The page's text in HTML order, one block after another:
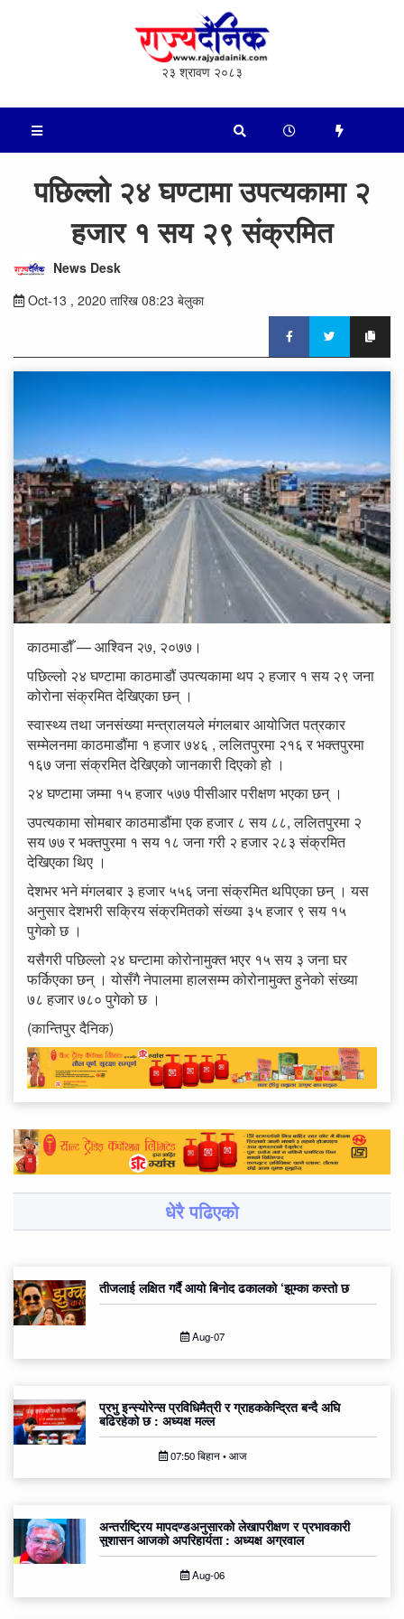
२३ श्रावण २०८३
पछिल्लो २४ घण्टामा उपत्यकामा २
हजार १ सय २९ संक्रमित
News Desk
Oct-13 , 2020 तारिख 08:23 बेलुका
काठमाडौँ — आश्विन २७, २०७७।
पछिल्लो २४ घण्टामा काठमाडौं उपत्यकामा थप २ हजार १ सय २९ जना
कोरोना संक्रमित देखिएका छन् ।
स्वास्थ्य तथा जनसंख्या मन्त्रालयले मंगलबार आयोजित पत्रकार
सम्मेलनमा काठमाडौंमा १ हजार ७४६ , ललितपुरमा २१६ र भक्तपुरमा
१६७ जना संक्रमित देखिएको जानकारी दिएको हो ।
२४ घण्टामा जम्मा १५ हजार ५७७ पीसीआर परीक्षण भएका छन् ।
उपत्यकामा सोमबार काठमाडौंमा एक हजार ८ सय ८८, ललितपुरमा २
सय ७७ र भक्तपुरमा १ सय १८ जना गरी २ हजार २८३ संक्रमित
देखिएका थिए ।
देशभर भने मंगलबार ३ हजार ५५६ जना संक्रमित थपिएका छन् । यस
अनुसार देशभरी सक्रिय संक्रमितको संख्या ३५ हजार ९ सय १५
पुगेको छ ।
यसैगरी पछिल्लो २४ घन्टामा कोरोनामुक्त भएर १५ सय ३ जना घर
फर्किएका छन् । योसँगै नेपालमा हालसम्म कोरोनामुक्त हुनेको संख्या
७८ हजार ७८० पुगेको छ ।
(कान्तिपुर दैनिक)
धेरै पढिएको
तीजलाई लक्षित गर्दै आयो बिनोद ढकालको ‘झुम्का कस्तो छ
Aug-07
प्रभु इन्स्योरेन्स प्रविधिमैत्री र ग्राहककेन्द्रित बन्दै अघि
बढिरहेको छ : अध्यक्ष मल्ल
07:50 बिहान • आज
अन्तर्राष्ट्रिय मापदण्डअनुसारको लेखापरीक्षण र प्रभावकारी
सुशासन आजको अपरिहार्यता : अध्यक्ष अग्रवाल
Aug-06